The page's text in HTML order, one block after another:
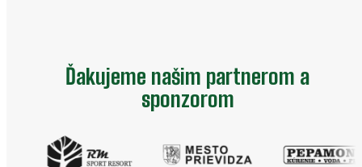
Ďakujeme našim partnerom a
sponzorom